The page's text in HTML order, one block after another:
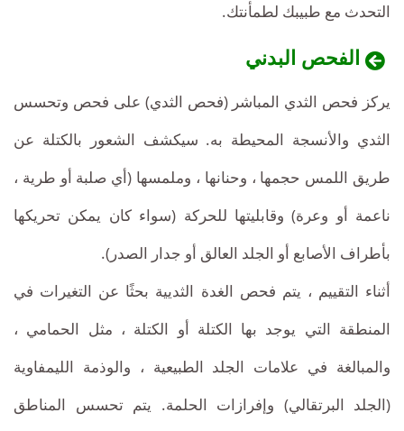
التحدث مع طبيبك لطمأنتك.
الفحص البدني
يركز فحص الثدي المباشر (فحص الثدي) على فحص وتحسس
الثدي والأنسجة المحيطة به. سيكشف الشعور بالكتلة عن
طريق اللمس حجمها ، وحنانها ، وملمسها (أي صلبة أو طرية ،
ناعمة أو وعرة) وقابليتها للحركة (سواء كان يمكن تحريكها
بأطراف الأصابع أو الجلد العالق أو جدار الصدر).
أثناء التقييم ، يتم فحص الغدة الثديية بحثًا عن التغيرات في
المنطقة التي يوجد بها الكتلة أو الكتلة ، مثل الحمامي ،
والمبالغة في علامات الجلد الطبيعية ، والوذمة الليمفاوية
(الجلد البرتقالي) وإفرازات الحلمة. يتم تحسس المناطق